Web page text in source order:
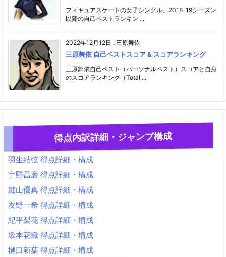
フィギュアスケートの女子シングル、2018-19シーズン
以降の自己ベストランキン ...
2022年12月12日 : 三原舞依
三原舞依 自己ベストスコア & スコアランキング
三原舞依自己ベスト（パーソナルベスト）スコアと自身
のスコアランキング（Total ...
得点内訳詳細・ジャンプ構成
羽生結弦 得点詳細・構成
宇野昌磨 得点詳細・構成
鍵山優真 得点詳細・構成
友野一希 得点詳細・構成
紀平梨花 得点詳細・構成
坂本花織 得点詳細・構成
樋口新葉 得点詳細・構成